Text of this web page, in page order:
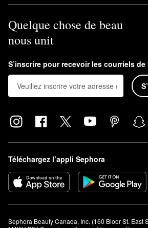
Quelque chose de beau
nous unit
S’inscrire pour recevoir les courriels de
Téléchargez l’appli Sephora
Sephora Beauty Canada, Inc. (160 Bloor St. East